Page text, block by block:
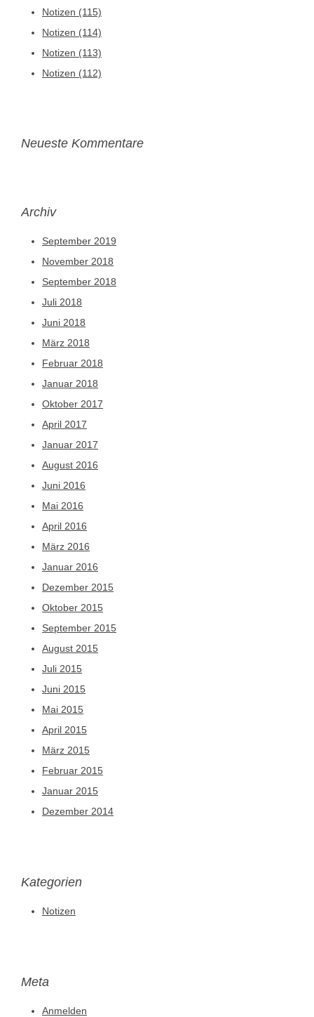
Notizen (115)
Notizen (114)
Notizen (113)
Notizen (112)
Neueste Kommentare
Archiv
September 2019
November 2018
September 2018
Juli 2018
Juni 2018
März 2018
Februar 2018
Januar 2018
Oktober 2017
April 2017
Januar 2017
August 2016
Juni 2016
Mai 2016
April 2016
März 2016
Januar 2016
Dezember 2015
Oktober 2015
September 2015
August 2015
Juli 2015
Juni 2015
Mai 2015
April 2015
März 2015
Februar 2015
Januar 2015
Dezember 2014
Kategorien
Notizen
Meta
Anmelden